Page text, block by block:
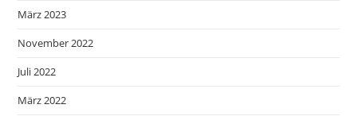
März 2023
November 2022
Juli 2022
März 2022